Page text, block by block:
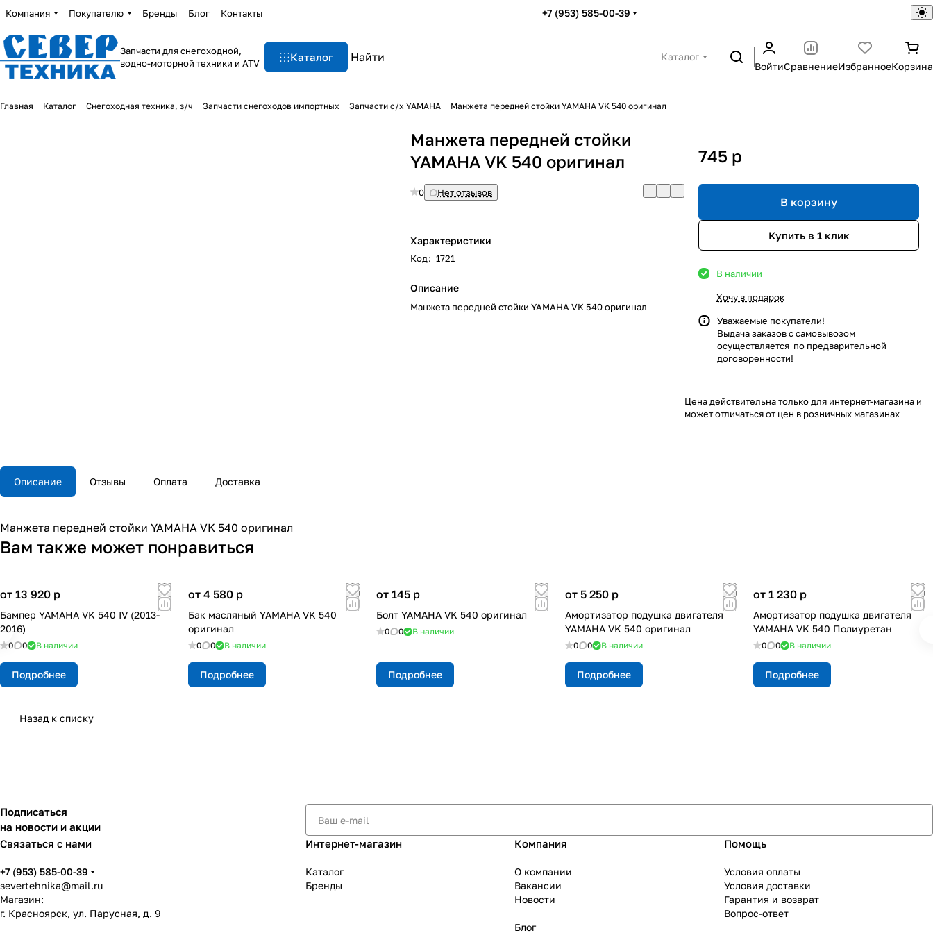
Компания Покупателю Бренды Блог Контакты +7 (953) 585-00-39
Запчасти для снегоходной,
водно-моторной техники и ATV
Каталог
Каталог
ВойтиСравнениеИзбранноеКорзина
Главная Каталог Снегоходная техника, з/ч Запчасти снегоходов импортных Запчасти с/х YAMAHA Манжета передней стойки YAMAHA VK 540 оригинал
Манжета передней стойки
YAMAHA VK 540 оригинал
0 Нет отзывов
Характеристики
Код: 1721
Описание
Манжета передней стойки YAMAHA VK 540 оригинал
745 p
В корзину
Купить в 1 клик
В наличии
Хочу в подарок
Уважаемые покупатели!
Выдача заказов с самовывозом
осуществляется по предварительной
договоренности!
Цена действительна только для интернет-магазина и
может отличаться от цен в розничных магазинах
Описание Отзывы Оплата Доставка
Манжета передней стойки YAMAHA VK 540 оригинал
Вам также может понравиться
от 13 920 p
Бампер YAMAHA VK 540 IV (2013-
2016)
0 0 В наличии
Подробнее
от 4 580 p
Бак масляный YAMAHA VK 540
оригинал
0 0 В наличии
Подробнее
от 145 p
Болт YAMAHA VK 540 оригинал
0 0 В наличии
Подробнее
от 5 250 p
Амортизатор подушка двигателя
YAMAHA VK 540 оригинал
0 0 В наличии
Подробнее
от 1 230 p
Амортизатор подушка двигателя
YAMAHA VK 540 Полиуретан
0 0 В наличии
Подробнее
Назад к списку
Подписаться
на новости и акции
Связаться с нами
+7 (953) 585-00-39
severtehnika@mail.ru
Магазин:
г. Красноярск, ул. Парусная, д. 9
Интернет-магазин
Каталог
Бренды
Компания
О компании
Вакансии
Новости
Блог
Помощь
Условия оплаты
Условия доставки
Гарантия и возврат
Вопрос-ответ